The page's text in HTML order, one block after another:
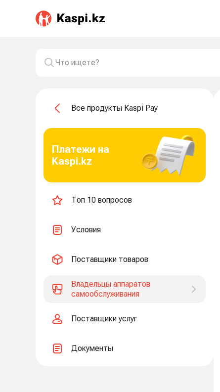
Все продукты Kaspi Pay
Платежи на
Kaspi.kz
Топ 10 вопросов
Условия
Поставщики товаров
Владельцы аппаратов
самообслуживания
Поставщики услуг
Документы